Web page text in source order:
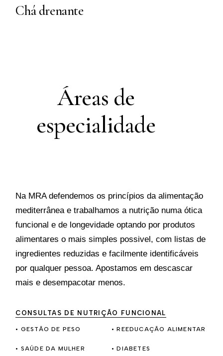
Chá drenante
Áreas de
especialidade
Na MRA defendemos os princípios da alimentação
mediterrânea e trabalhamos a nutrição numa ótica
funcional e de longevidade optando por produtos
alimentares o mais simples possivel, com listas de
ingredientes reduzidas e facilmente identificáveis
por qualquer pessoa. Apostamos em descascar
mais e desempacotar menos.
CONSULTAS DE NUTRIÇÃO FUNCIONAL
• GESTÃO DE PESO
• SAÚDE DA MULHER
• REEDUCAÇÃO ALIMENTAR
• DIABETES